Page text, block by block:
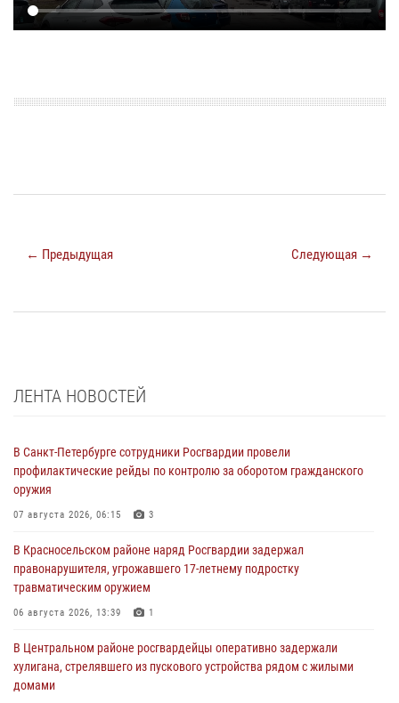
← Предыдущая Следующая →
ЛЕНТА НОВОСТЕЙ
В Санкт-Петербурге сотрудники Росгвардии провели
профилактические рейды по контролю за оборотом гражданского
оружия
07 августа 2026, 06:15 3
В Красносельском районе наряд Росгвардии задержал
правонарушителя, угрожавшего 17-летнему подростку
травматическим оружием
06 августа 2026, 13:39 1
В Центральном районе росгвардейцы оперативно задержали
хулигана, стрелявшего из пускового устройства рядом с жилыми
домами